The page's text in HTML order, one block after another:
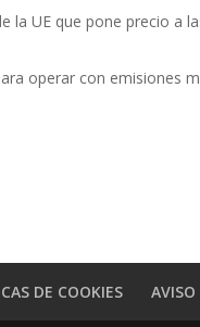
la UE que pone precio a
operar con emisiones
DE COOKIES AVISO